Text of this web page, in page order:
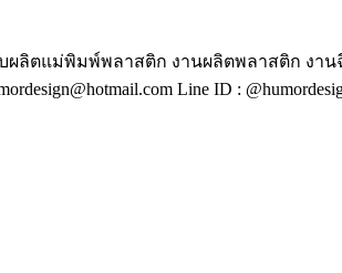
ลิตแม่พิมพ์พลาสติก งานผลิตพลาสติก งาน
Line ID :